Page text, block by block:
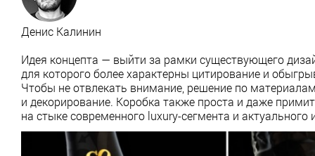
Денис Калинин
Идея концепта — выйти за рамки существующего
для которого более характерны цитирование и
Чтобы не отвлекать внимание, решение по
и декорирование. Коробка также проста и даже
на стыке современного luxury-сегмента и